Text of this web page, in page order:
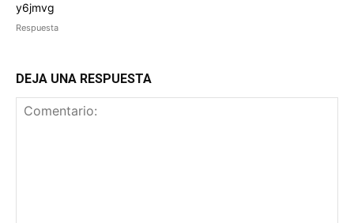
y6jmvg
Respuesta
DEJA UNA RESPUESTA